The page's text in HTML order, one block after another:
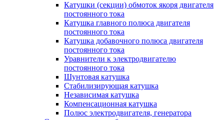
Катушки (секции) обмоток якоря двигателя
постоянного тока
Катушка главного полюса двигателя
постоянного тока
Катушка добавочного полюса двигателя
постоянного тока
Уравнители к электродвигателю
постоянного тока
Шунтовая катушка
Стабилизирующая катушка
Независимая катушка
Компенсационная катушка
Полюс электродвигателя, генератора